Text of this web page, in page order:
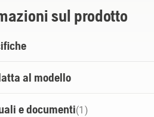
sul prodotto
al modello
e documenti(1 )